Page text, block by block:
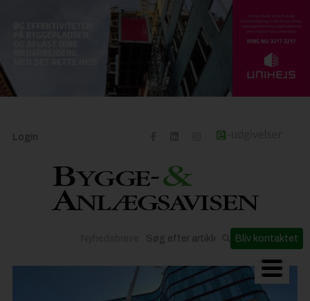
Login
Bliv kontaktet